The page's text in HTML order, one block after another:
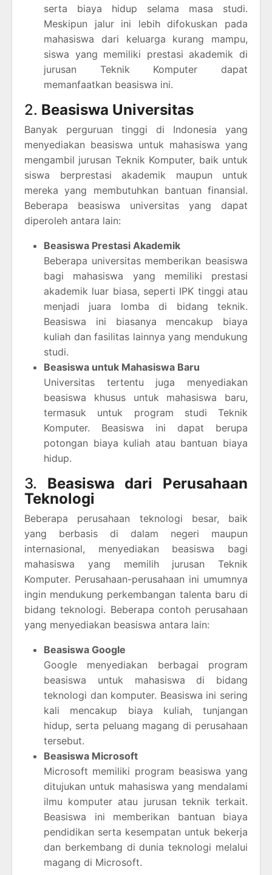
serta biaya hidup selama masa studi.
Meskipun jalur ini lebih difokuskan pada
mahasiswa dari keluarga kurang mampu,
siswa yang memiliki prestasi akademik di
jurusan Teknik Komputer dapat
memanfaatkan beasiswa ini.
2. Beasiswa Universitas
Banyak perguruan tinggi di Indonesia yang
menyediakan beasiswa untuk mahasiswa yang
mengambil jurusan Teknik Komputer, baik untuk
siswa berprestasi akademik maupun untuk
mereka yang membutuhkan bantuan finansial.
Beberapa beasiswa universitas yang dapat
diperoleh antara lain:
Beasiswa Prestasi Akademik
Beberapa universitas memberikan beasiswa
bagi mahasiswa yang memiliki prestasi
akademik luar biasa, seperti IPK tinggi atau
menjadi juara lomba di bidang teknik.
Beasiswa ini biasanya mencakup biaya
kuliah dan fasilitas lainnya yang mendukung
studi.
Beasiswa untuk Mahasiswa Baru
Universitas tertentu juga menyediakan
beasiswa khusus untuk mahasiswa baru,
termasuk untuk program studi Teknik
Komputer. Beasiswa ini dapat berupa
potongan biaya kuliah atau bantuan biaya
hidup.
3. Beasiswa dari Perusahaan
Teknologi
Beberapa perusahaan teknologi besar, baik
yang berbasis di dalam negeri maupun
internasional, menyediakan beasiswa bagi
mahasiswa yang memilih jurusan Teknik
Komputer. Perusahaan-perusahaan ini umumnya
ingin mendukung perkembangan talenta baru di
bidang teknologi. Beberapa contoh perusahaan
yang menyediakan beasiswa antara lain:
Beasiswa Google
Google menyediakan berbagai program
beasiswa untuk mahasiswa di bidang
teknologi dan komputer. Beasiswa ini sering
kali mencakup biaya kuliah, tunjangan
hidup, serta peluang magang di perusahaan
tersebut.
Beasiswa Microsoft
Microsoft memiliki program beasiswa yang
ditujukan untuk mahasiswa yang mendalami
ilmu komputer atau jurusan teknik terkait.
Beasiswa ini memberikan bantuan biaya
pendidikan serta kesempatan untuk bekerja
dan berkembang di dunia teknologi melalui
magang di Microsoft.